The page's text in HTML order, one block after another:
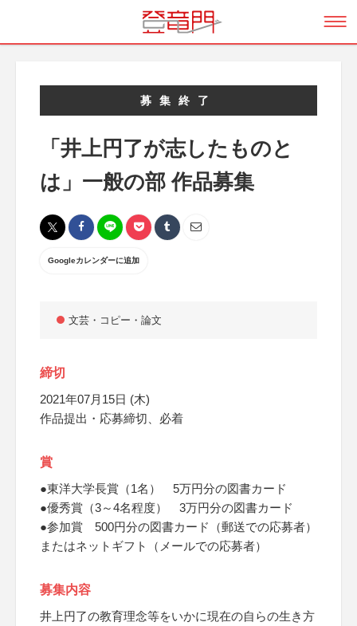
募集終了
「井上円了が志したものと
は」一般の部 作品募集
Googleカレンダーに追加
文芸・コピー・論文
締切
2021年07月15日 (木)
作品提出・応募締切、必着
賞
●東洋大学長賞（1名） 5万円分の図書カード
●優秀賞（3～4名程度） 3万円分の図書カード
●参加賞 500円分の図書カード（郵送での応募者）
またはネットギフト（メールでの応募者）
募集内容
井上円了の教育理念等をいかに現在の自らの生き方